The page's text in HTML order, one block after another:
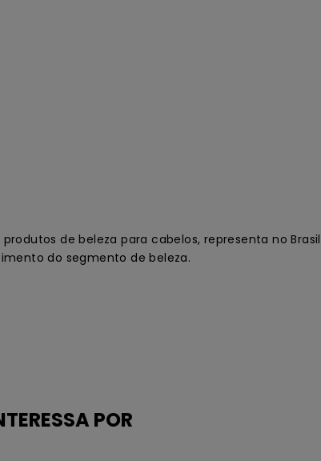
de beleza para cabelos, representa no
do segmento de beleza.